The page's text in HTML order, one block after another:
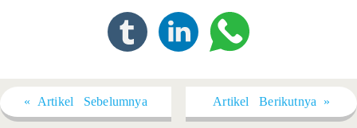
« Artikel Sebelumnya Artikel Berikutnya »